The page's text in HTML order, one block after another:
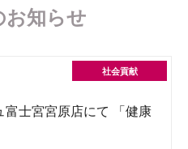
お知らせ
士宮宮原店にて 「健康